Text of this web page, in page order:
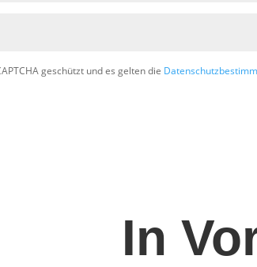
geschützt und es gelten die
In